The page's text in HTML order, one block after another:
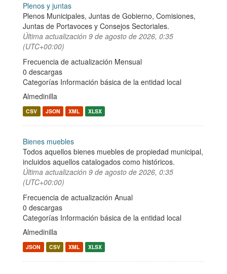
Plenos y juntas
Plenos Municipales, Juntas de Gobierno, Comisiones,
Juntas de Portavoces y Consejos Sectoriales.
Última actualización 9 de agosto de 2026, 0:35
(UTC+00:00)
Frecuencia de actualización Mensual
0 descargas
Categorías Información básica de la entidad local
Almedinilla
CSV JSON XML XLSX
Bienes muebles
Todos aquellos bienes muebles de propiedad municipal,
incluidos aquellos catalogados como históricos.
Última actualización 9 de agosto de 2026, 0:35
(UTC+00:00)
Frecuencia de actualización Anual
0 descargas
Categorías Información básica de la entidad local
Almedinilla
JSON CSV XML XLSX